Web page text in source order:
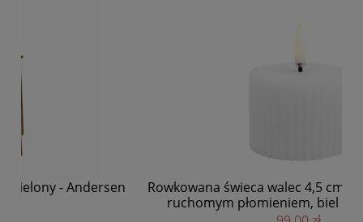
Rowkowana świeca walec 4,5 cm, LED na baterie z
ruchomym płomieniem, biel Nordic - Uyuni